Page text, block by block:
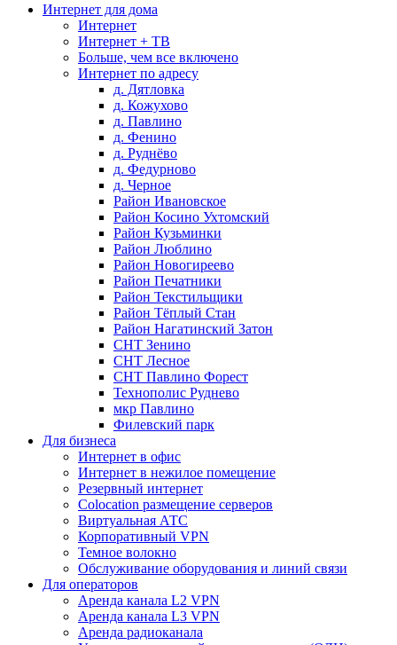
Интернет для дома
Интернет
Интернет + ТВ
Больше, чем все включено
Интернет по адресу
д. Дятловка
д. Кожухово
д. Павлино
д. Фенино
д. Руднёво
д. Федурново
д. Черное
Район Ивановское
Район Косино Ухтомский
Район Кузьминки
Район Люблино
Район Новогиреево
Район Печатники
Район Текстильщики
Район Тёплый Стан
Район Нагатинский Затон
СНТ Зенино
СНТ Лесное
СНТ Павлино Форест
Технополис Руднево
мкр Павлино
Филевский парк
Для бизнеса
Интернет в офис
Интернет в нежилое помещение
Резервный интернет
Colocation размещение серверов
Виртуальная АТС
Корпоративный VPN
Темное волокно
Обслуживание оборудования и линий связи
Для операторов
Аренда канала L2 VPN
Аренда канала L3 VPN
Аренда радиоканала